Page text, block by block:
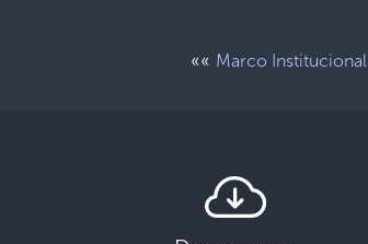
«« Marco Institucional